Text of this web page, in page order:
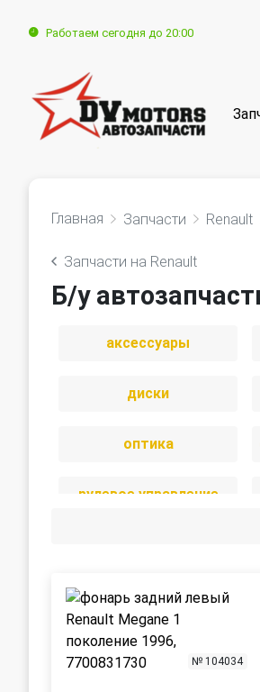
Работаем сегодня до 20:00
Главная Запчасти Renault
Запчасти на Renault
Б/у
аксессуары
диски
оптика
рулевое управление
трансмиссия
№ 104034